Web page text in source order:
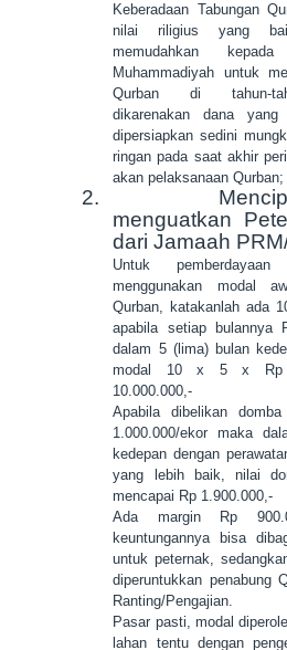
Keberadaan Tabungan
nilai riligius yang
memudahkan kepada
Muhammadiyah untuk
Qurban di tahun-
dikarenakan dana yang
dipersiapkan sedini
ringan pada saat akhir
akan pelaksanaan Qurban;
2.
menguatkan
dari Jamaah
Untuk
menggunakan modal
Qurban, katakanlah ada
apabila setiap bulannya
dalam 5 (lima) bulan
modal 10 x 5 x Rp
10.000.000,-
Apabila dibelikan
1.000.000/ekor maka
kedepan dengan
yang lebih baik, nilai
mencapai Rp 1.900.000,-
Ada margin Rp
keuntungannya bisa
untuk peternak,
diperuntukkan penabung
Ranting/Pengajian.
Pasar pasti, modal
lahan tentu dengan